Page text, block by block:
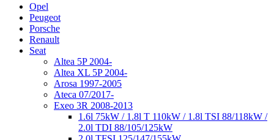
Opel
Peugeot
Porsche
Renault
Seat
Altea 5P 2004-
Altea XL 5P 2004-
Arosa 1997-2005
Ateca 07/2017-
Exeo 3R 2008-2013
1.6l 75kW / 1.8l T 110kW / 1.8l TSI 88/118kW /
2.0l TDI 88/105/125kW